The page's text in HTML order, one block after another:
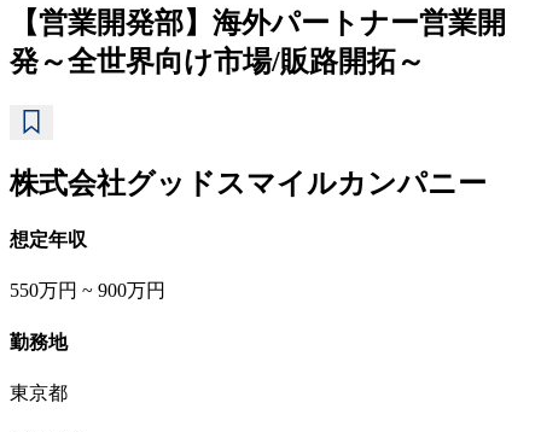
【営業開発部】海外パートナー営業開
発～全世界向け市場/販路開拓～
株式会社グッドスマイルカンパニー
想定年収
550万円 ~ 900万円
勤務地
東京都